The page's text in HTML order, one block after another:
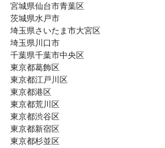
宮城県仙台市青葉区
茨城県水戸市
埼玉県さいたま市大宮区
埼玉県川口市
千葉県千葉市中央区
東京都葛飾区
東京都江戸川区
東京都港区
東京都荒川区
東京都渋谷区
東京都新宿区
東京都杉並区